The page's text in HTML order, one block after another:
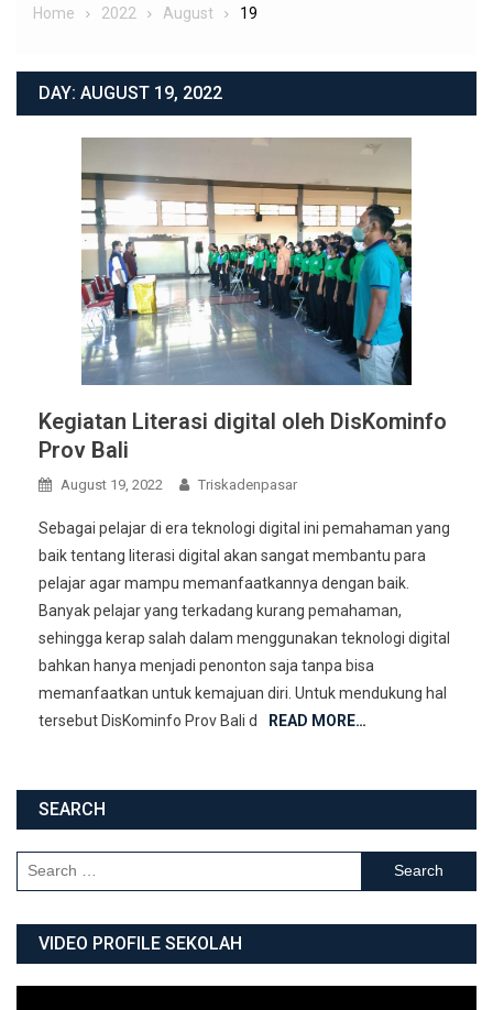
Home 2022 August 19
DAY: AUGUST 19, 2022
Kegiatan Literasi digital oleh DisKominfo
Prov Bali
August 19, 2022 Triskadenpasar
Sebagai pelajar di era teknologi digital ini pemahaman yang
baik tentang literasi digital akan sangat membantu para
pelajar agar mampu memanfaatkannya dengan baik.
Banyak pelajar yang terkadang kurang pemahaman,
sehingga kerap salah dalam menggunakan teknologi digital
bahkan hanya menjadi penonton saja tanpa bisa
memanfaatkan untuk kemajuan diri. Untuk mendukung hal
tersebut DisKominfo Prov Bali d
READ MORE…
SEARCH
Search for:
VIDEO PROFILE SEKOLAH